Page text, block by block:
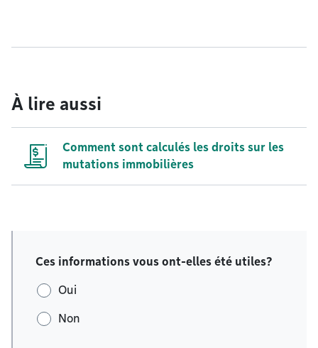
À lire aussi
Comment sont calculés les droits sur les
mutations immobilières
Ces informations vous ont-elles été utiles?
Oui
Non